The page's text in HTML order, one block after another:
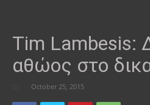
Tim Lambesis:
αθώος στο
October 25, 2015